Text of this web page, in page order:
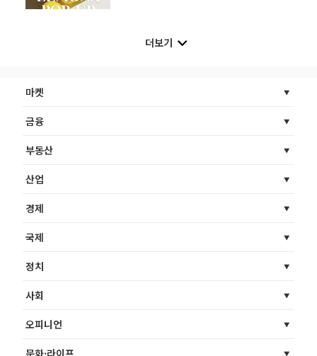
더보기
마켓
금융
부동산
산업
경제
국제
정치
사회
오피니언
문화·라이프